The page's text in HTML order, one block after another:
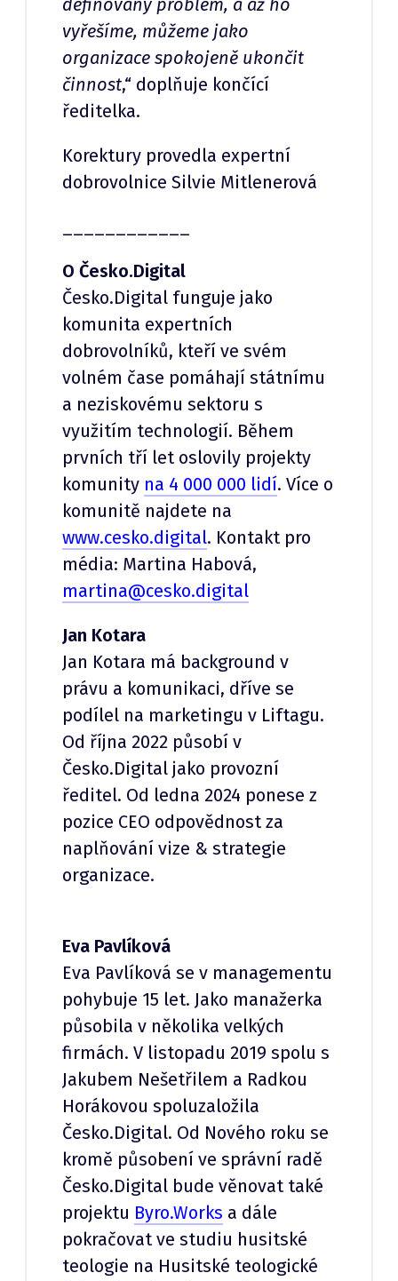
definovaný problém, a až ho
vyřešíme, můžeme jako
organizace spokojeně ukončit
činnost,“ doplňuje končící
ředitelka.
Korektury provedla expertní
dobrovolnice Silvie Mitlenerová
O Česko.Digital
Česko.Digital funguje jako
komunita expertních
dobrovolníků, kteří ve svém
volném čase pomáhají státnímu
a neziskovému sektoru s
využitím technologií. Během
prvních tří let oslovily projekty
komunity na 4 000 000 lidí. Více o
komunitě najdete na
www.cesko.digital. Kontakt pro
média: Martina Habová,
martina@cesko.digital
Jan Kotara
Jan Kotara má background v
právu a komunikaci, dříve se
podílel na marketingu v Liftagu.
Od října 2022 působí v
Česko.Digital jako provozní
ředitel. Od ledna 2024 ponese z
pozice CEO odpovědnost za
naplňování vize & strategie
organizace.
Eva Pavlíková
Eva Pavlíková se v managementu
pohybuje 15 let. Jako manažerka
působila v několika velkých
firmách. V listopadu 2019 spolu s
Jakubem Nešetřilem a Radkou
Horákovou spoluzaložila
Česko.Digital. Od Nového roku se
kromě působení ve správní radě
Česko.Digital bude věnovat také
projektu Byro.Works a dále
pokračovat ve studiu husitské
teologie na Husitské teologické